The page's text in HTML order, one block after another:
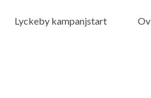
Lyckeby kampanjstart